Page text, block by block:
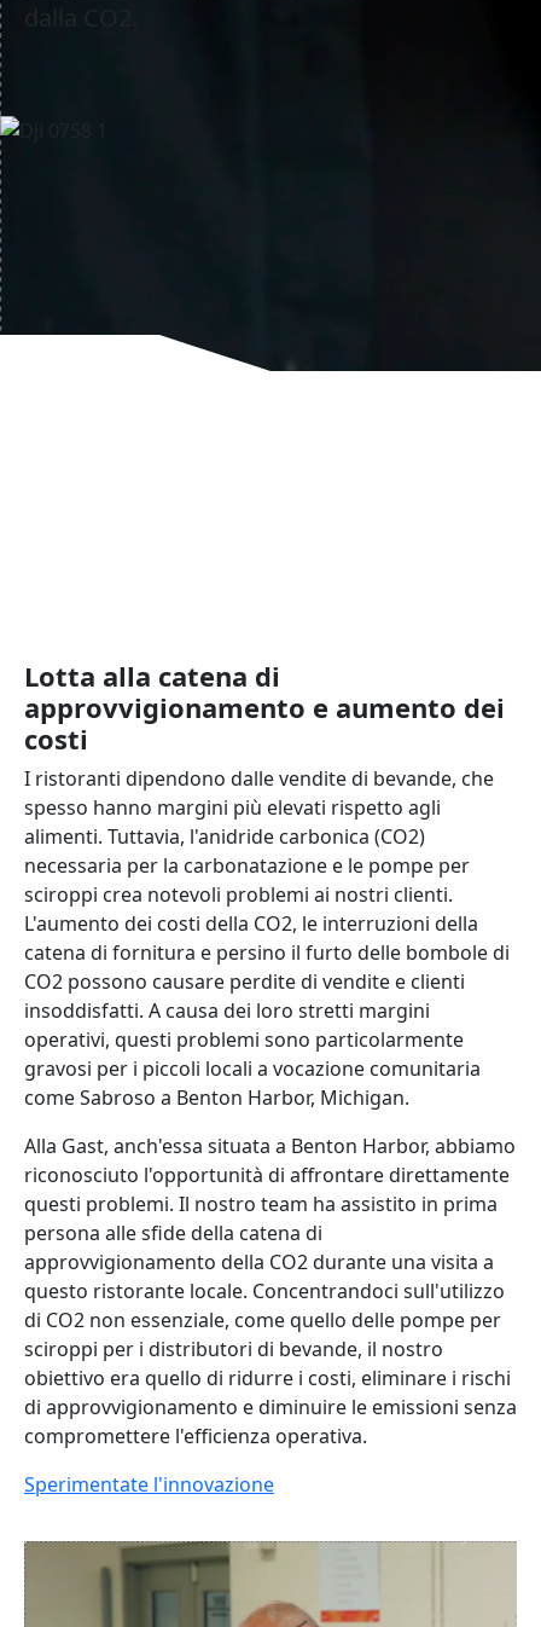
dalla CO2.
Lotta alla catena di
approvvigionamento e aumento dei
costi
I ristoranti dipendono dalle vendite di bevande, che
spesso hanno margini più elevati rispetto agli
alimenti. Tuttavia, l'anidride carbonica (CO2)
necessaria per la carbonatazione e le pompe per
sciroppi crea notevoli problemi ai nostri clienti.
L'aumento dei costi della CO2, le interruzioni della
catena di fornitura e persino il furto delle bombole di
CO2 possono causare perdite di vendite e clienti
insoddisfatti. A causa dei loro stretti margini
operativi, questi problemi sono particolarmente
gravosi per i piccoli locali a vocazione comunitaria
come Sabroso a Benton Harbor, Michigan.
Alla Gast, anch'essa situata a Benton Harbor, abbiamo
riconosciuto l'opportunità di affrontare direttamente
questi problemi. Il nostro team ha assistito in prima
persona alle sfide della catena di
approvvigionamento della CO2 durante una visita a
questo ristorante locale. Concentrandoci sull'utilizzo
di CO2 non essenziale, come quello delle pompe per
sciroppi per i distributori di bevande, il nostro
obiettivo era quello di ridurre i costi, eliminare i rischi
di approvvigionamento e diminuire le emissioni senza
compromettere l'efficienza operativa.
Sperimentate l'innovazione